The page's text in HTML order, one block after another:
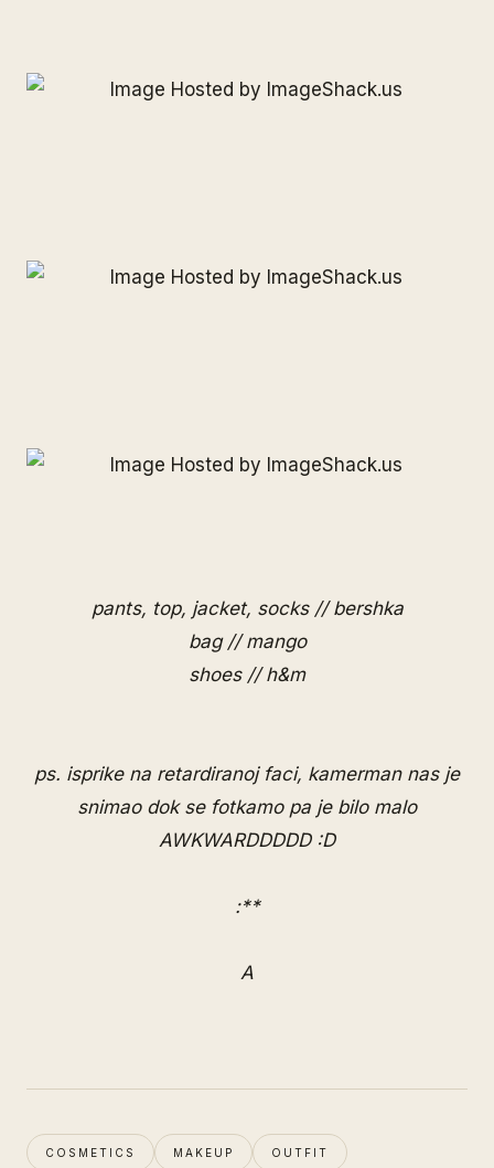
pants, top, jacket, socks // bershka
bag // mango
shoes // h&m
ps. isprike na retardiranoj faci, kamerman nas je
snimao dok se fotkamo pa je bilo malo
AWKWARDDDDD :D
:**
A
COSMETICS MAKEUP OUTFIT